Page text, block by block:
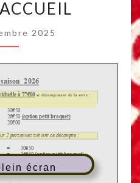
AUSSI
DANS
L’ESPACE
»
INFOS
DIVERSES »ET
SUR
CETTE
PAGE
D’ACCUEIL
2025
écran